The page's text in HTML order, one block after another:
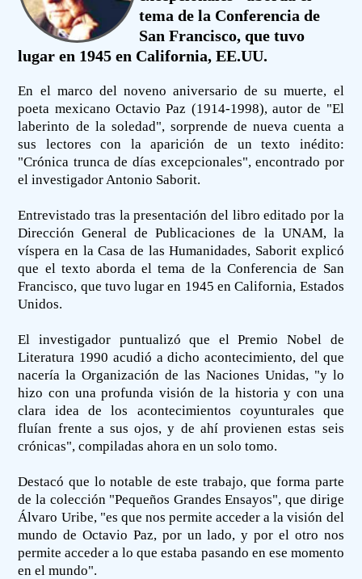
tema de la Conferencia de
San Francisco, que tuvo
lugar en 1945 en California, EE.UU.
En el marco del noveno aniversario de su muerte, el
poeta mexicano Octavio Paz (1914-1998), autor de "El
laberinto de la soledad", sorprende de nueva cuenta a
sus lectores con la aparición de un texto inédito:
"Crónica trunca de días excepcionales", encontrado por
el investigador Antonio Saborit.
Entrevistado tras la presentación del libro editado por la
Dirección General de Publicaciones de la UNAM, la
víspera en la Casa de las Humanidades, Saborit explicó
que el texto aborda el tema de la Conferencia de San
Francisco, que tuvo lugar en 1945 en California, Estados
Unidos.
El investigador puntualizó que el Premio Nobel de
Literatura 1990 acudió a dicho acontecimiento, del que
nacería la Organización de las Naciones Unidas, "y lo
hizo con una profunda visión de la historia y con una
clara idea de los acontecimientos coyunturales que
fluían frente a sus ojos, y de ahí provienen estas seis
crónicas", compiladas ahora en un solo tomo.
Destacó que lo notable de este trabajo, que forma parte
de la colección "Pequeños Grandes Ensayos", que dirige
Álvaro Uribe, "es que nos permite acceder a la visión del
mundo de Octavio Paz, por un lado, y por el otro nos
permite acceder a lo que estaba pasando en ese momento
en el mundo".